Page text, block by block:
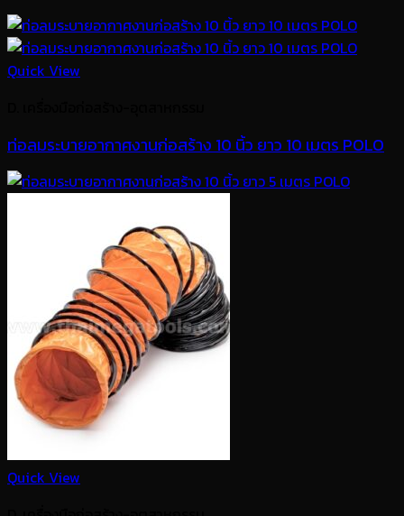
Quick View
ท่อลมระบายอากาศงานก่อสร้าง 10 นิ้ว ยาว 10 เมตร POLO
Quick View